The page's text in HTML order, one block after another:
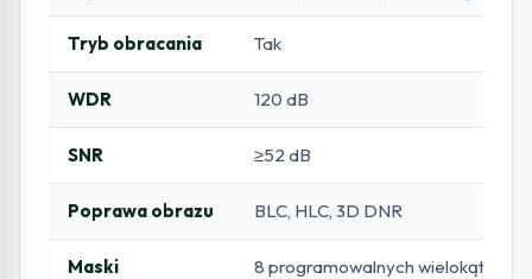
Tryb obracania Tak
WDR 120 dB
SNR ≥52 dB
Poprawa obrazu BLC, HLC, 3D DNR
Maski
8 programowalnych wielokątnych